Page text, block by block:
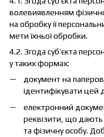
волевиявленням
на обробку її
мети їхньої обробки.
4.2. Згода суб’єкта
у таких формах:
документ на
ідентифікувати цей
електронний
реквізити, що дають
та фізичну особу.